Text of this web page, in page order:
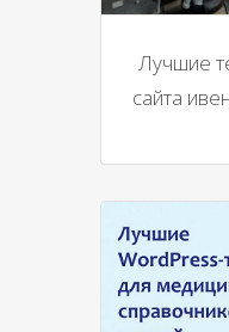
Лучшие
сайта